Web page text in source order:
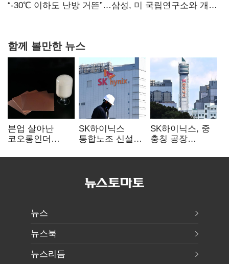
없어”
“-30℃ 이하도 난방 거뜬”…삼성, 미 국립연구소와 개발
함께 볼만한 뉴스
본업 살아난
코오롱인더
배터리 소재로
SK하이닉스
통합노조 신설
성과급 불만 확산
SK하이닉스, 중
충칭 공장
검토?…“확정된
뉴스
뉴스북
뉴스리듬